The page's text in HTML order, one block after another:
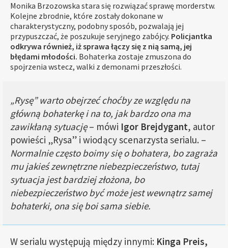
Monika Brzozowska stara się rozwiązać sprawę morderstw.
Kolejne zbrodnie, które zostały dokonane w
charakterystyczny, podobny sposób, pozwalają jej
przypuszczać, że poszukuje seryjnego zabójcy. Policjantka
odkrywa również, iż sprawa łączy się z nią samą, jej
błędami młodości. Bohaterka zostaje zmuszona do
spojrzenia wstecz, walki z demonami przeszłości.
„Rysę” warto obejrzeć choćby ze względu na
główną bohaterkę i na to, jak bardzo ona ma
zawikłaną sytuację– mówi Igor Brejdygant, autor
powieści „Rysa” i wiodący scenarzysta serialu. –
Normalnie często boimy się o bohatera, bo zagraża
mu jakieś zewnętrzne niebezpieczeństwo, tutaj
sytuacja jest bardziej złożona, bo
niebezpieczeństwo być może jest wewnątrz samej
bohaterki, ona się boi sama siebie.
W serialu występują między innymi: Kinga Preis,